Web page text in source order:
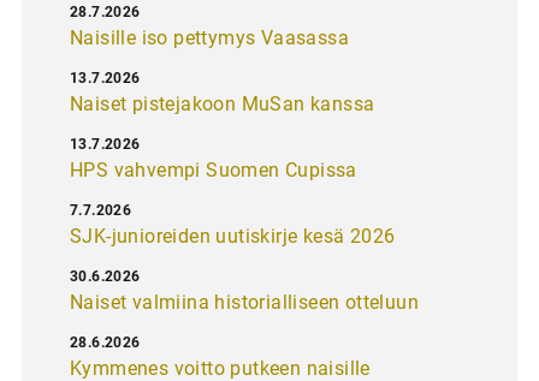
Naisille iso pettymys Vaasassa
28.7.2026
Naiset pistejakoon MuSan kanssa
13.7.2026
HPS vahvempi Suomen Cupissa
13.7.2026
SJK-junioreiden uutiskirje kesä 2026
7.7.2026
Naiset valmiina historialliseen otteluun
30.6.2026
Kymmenes voitto putkeen naisille
28.6.2026